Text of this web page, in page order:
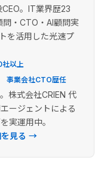
。IT業界歴23
・CTO・AI顧問実
を活用した光速プ
社以上
事業会社CTO歴任
株式会社CRIEN 代
ージェントによる
実運用中。
を見る →